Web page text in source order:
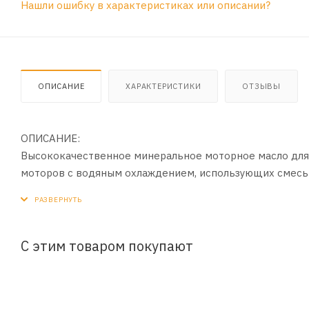
Нашли ошибку в характеристиках или описании?
ОПИСАНИЕ ХАРАКТЕРИСТИКИ ОТЗЫВЫ
ОПИСАНИЕ:
Высококачественное минеральное моторное масло
моторов с водяным охлаждением, использующих
Предназначено для двухтактных подвесных лодочных
С этим товаром покупают